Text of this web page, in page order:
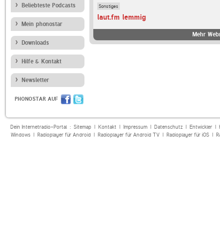
Beliebteste Podcasts
Mein phonostar
Downloads
Hilfe & Kontakt
Newsletter
PHONOSTAR AUF
Sonstiges
laut.fm lemmig
Mehr
Dein Internetradio-Portal : Sitemap| Kontakt| Impressum| Datenschutz| Entwickler|
Windows| Radioplayer für Android| Radioplayer für Android TV| Radioplayer für iOS|